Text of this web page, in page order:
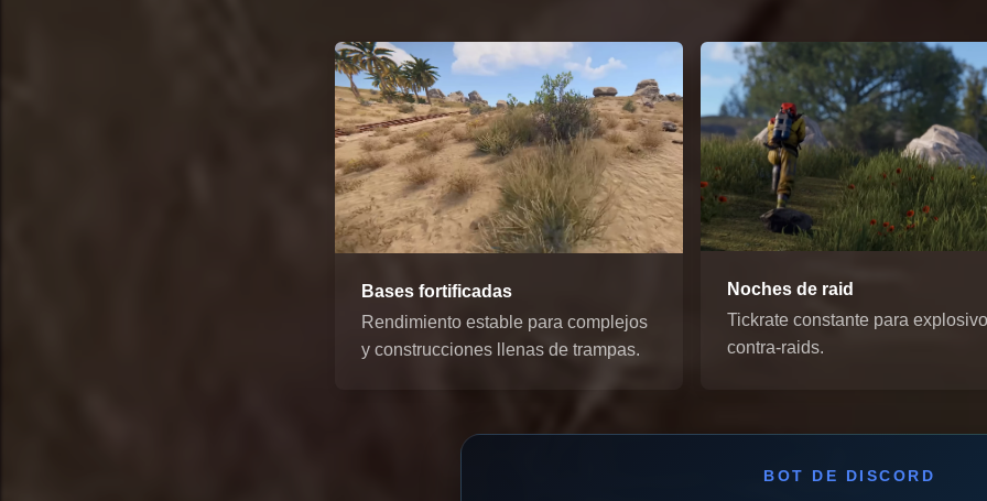
Bases fortificadas
Rendimiento estable para complejos
y construcciones llenas de trampas.
Noches de raid
Tickrate constante para
contra-raids.
BOT DE DISCORD